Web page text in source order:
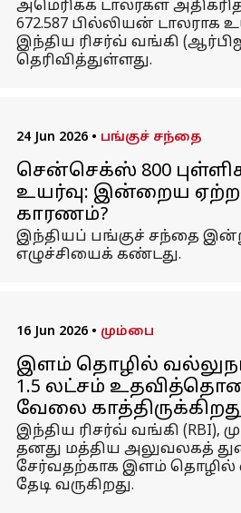
அமெரிக்க டாலர்கள்
672.587 பில்லியன் டாலராக
இந்திய ரிசர்வ் வங்கி
தெரிவித்துள்ளது.
24 Jun 2026 • பங்குச் சந்தை
சென்செக்ஸ் 800
உயர்வு: இன்றைய
காரணம்?
இந்தியப் பங்குச் சந்தை
எழுச்சியைக் கண்டது.
16 Jun 2026 • மும்பை
இளம் தொழில்
₹1.5 லட்சம்
வேலை
இந்திய ரிசர்வ் வங்கி (RBI),
தனது மத்திய அலுவலகத்
சேர்வதற்காக இளம் தொழில்
தேடி வருகிறது.